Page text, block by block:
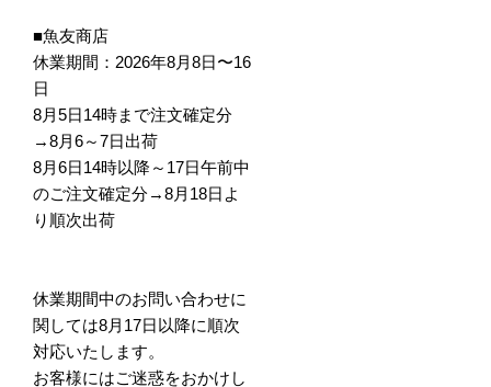
■魚友商店
休業期間：2026年8月8日〜16
日
8月5日14時まで注文確定分
→8月6～7日出荷
8月6日14時以降～17日午前中
のご注文確定分→8月18日よ
り順次出荷
休業期間中のお問い合わせに
関しては8月17日以降に順次
対応いたします。
お客様にはご迷惑をおかけし